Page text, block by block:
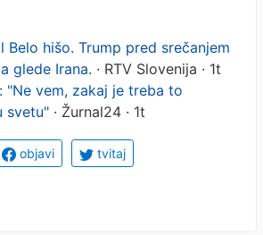
Belo hišo. Trump pred srečanjem
glede Irana. · RTV Slovenija · 1t
"Ne vem, zakaj je treba to
svetu" · Žurnal24 · 1t
objavi tvitaj